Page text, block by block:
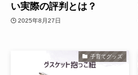
い実際の評判とは？
2025年8月27日
子育てグッズ